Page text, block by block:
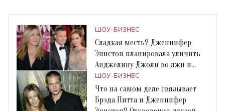
ШОУ-БИЗНЕС
Сладкая месть? Дженнифер
Энистон планировала уличить
Анджелину Джоли во лжи и
защитить Брэда Питта
ШОУ-БИЗНЕС
Что на самом деле связывает
Брэда Питта и Дженнифер